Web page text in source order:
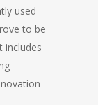
used
to be
includes